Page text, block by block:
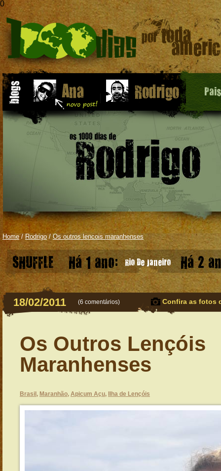
0
Home/ Rodrigo /Os outros lencois maranhenses
SHUFFLE Há 1 ano: Rio De Janeiro Há 2
18/02/2011 (6 comentários) Confira as fotos
Os Outros Lençóis
Maranhenses
Brasil , Maranhão, Apicum Açu, Ilha de Lençóis